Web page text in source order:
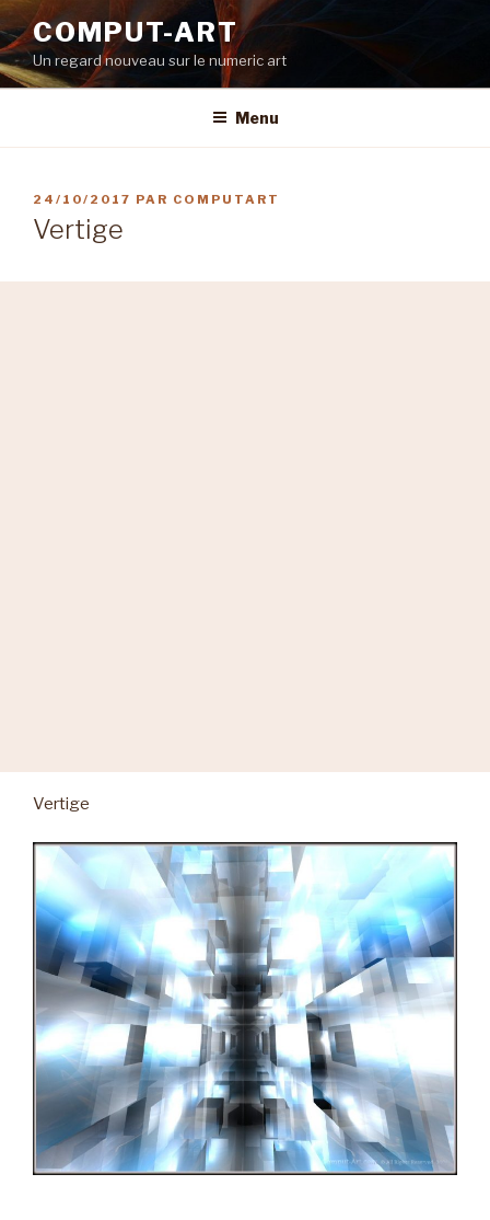
Aller
au
contenu
principal
COMPUT-ART
Un regard nouveau sur le numeric art
Menu
PUBLIÉ
LE
24/10/2017 PAR COMPUTART
Vertige
Vertige